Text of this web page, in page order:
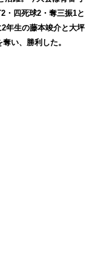
・四死球2・奪三振1と
年生の藤本竣介と大坪
い、勝利した。